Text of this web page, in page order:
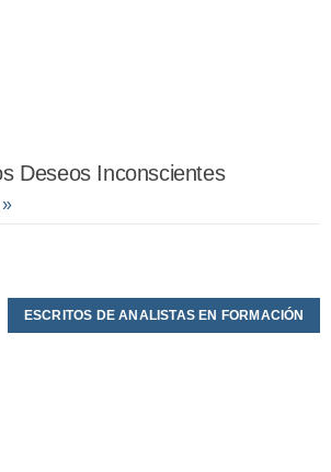
Deseos Inconscientes
ESCRITOS DE ANALISTAS EN FORMACIÓN